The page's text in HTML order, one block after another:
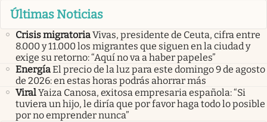
Últimas Noticias
Crisis migratoriaVivas, presidente de Ceuta, cifra entre
8.000 y 11.000 los migrantes que siguen en la ciudad y
exige su retorno: “Aquí no va a haber papeles”
EnergíaEl precio de la luz para este domingo 9 de agosto
de 2026: en estas horas podrás ahorrar más
ViralYaiza Canosa, exitosa empresaria española: “Si
tuviera un hijo, le diría que por favor haga todo lo posible
por no emprender nunca”